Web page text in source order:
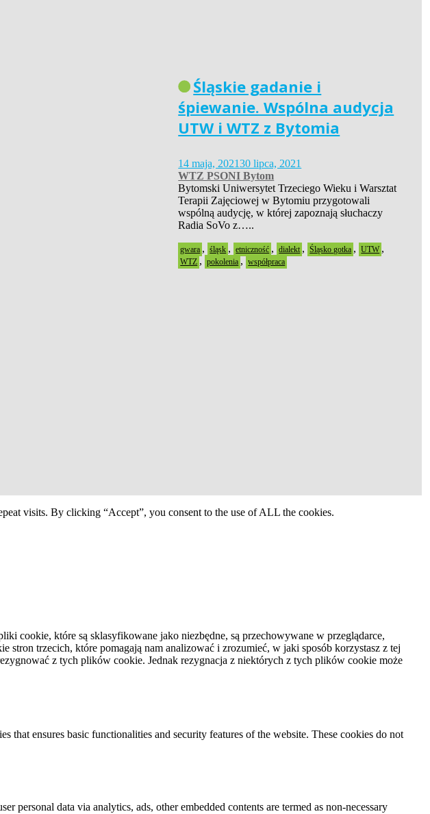
Śląskie gadanie i
śpiewanie. Wspólna audycja
UTW i WTZ z Bytomia
14 maja, 202130 lipca, 2021
WTZ PSONI Bytom
Bytomski Uniwersytet Trzeciego Wieku i Warsztat
Terapii Zajęciowej w Bytomiu przygotowali
wspólną audycję, w której zapoznają słuchaczy
Radia SoVo z…..
gwara , śląsk , etniczność , dialekt , Śląsko gotka , UTW ,
WTZ , pokolenia , współpraca
visits. By clicking “Accept”, you consent to the use of ALL the cookies.
cookie, które są sklasyfikowane jako niezbędne, są przechowywane w przeglądarce,
trzecich, które pomagają nam analizować i zrozumieć, w jaki sposób korzystasz z tej
z tych plików cookie. Jednak rezygnacja z niektórych z tych plików cookie może
ensures basic functionalities and security features of the website. These cookies do not
data via analytics, ads, other embedded contents are termed as non-necessary